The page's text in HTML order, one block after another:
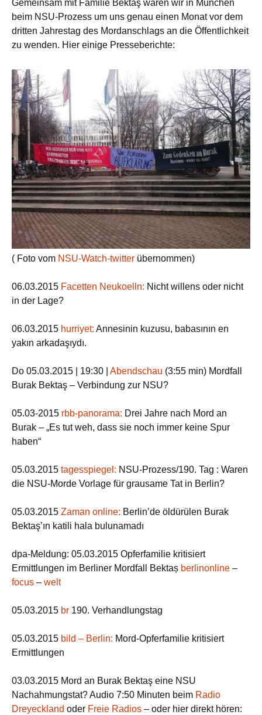
Gemeinsam mit Familie Bektaş waren wir in München
beim NSU-Prozess um uns genau einen Monat vor dem
dritten Jahrestag des Mordanschlags an die Öffentlichkeit
zu wenden. Hier einige Presseberichte:
( Foto vom NSU-Watch-twitter übernommen)
06.03.2015 Facetten Neukoelln: Nicht willens oder nicht
in der Lage?
06.03.2015 hurriyet: Annesinin kuzusu, babasının en
yakın arkadaşıydı.
Do 05.03.2015 | 19:30 | Abendschau (3:55 min) Mordfall
Burak Bektaş – Verbindung zur NSU?
05.03-2015 rbb-panorama: Drei Jahre nach Mord an
Burak – „Es tut weh, dass sie noch immer keine Spur
haben“
05.03.2015 tagesspiegel: NSU-Prozess/190. Tag : Waren
die NSU-Morde Vorlage für grausame Tat in Berlin?
05.03.2015 Zaman online: Berlin’de öldürülen Burak
Bektaş’ın katili hala bulunamadı
dpa-Meldung: 05.03.2015 Opferfamilie kritisiert
Ermittlungen im Berliner Mordfall Bektaș berlinonline –
focus – welt
05.03.2015 br 190. Verhandlungstag
05.03.2015 bild – Berlin: Mord-Opferfamilie kritisiert
Ermittlungen
03.03.2015 Mord an Burak Bektaş eine NSU
Nachahmungstat? Audio 7:50 Minuten beim Radio
Dreyeckland oder Freie Radios – oder hier direkt hören: